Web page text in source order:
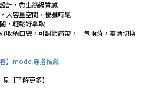
計，帶出高級質感
大容量空間，優雅時髦
，輕鬆好拿取
收納口袋，可調節肩帶，一包兩背，靈活切換
看】model穿搭推薦
【了解更多】